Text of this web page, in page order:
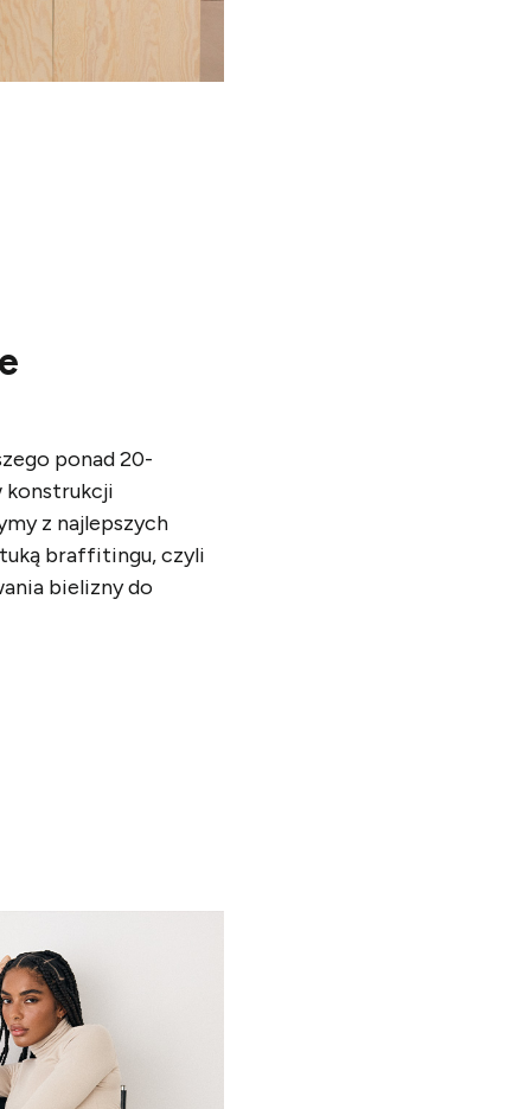
ponad20-
z najlepszych
braffitingu, czyli
bielizny do